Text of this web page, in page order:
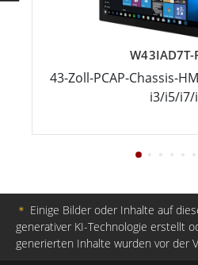
W43IAD7T-
43-Zoll-PCAP-Chassis-
i3/i5/i7/
＊ Einige Bilder oder Inhalte auf
generativer KI-Technologie erstellt
generierten Inhalte wurden vor der